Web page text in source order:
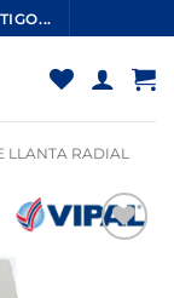
LLANTA RADIAL